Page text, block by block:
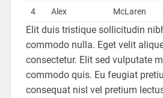
4
Alex McLaren
Elit duis tristique sollicitudin
commodo nulla. Eget velit
consectetur. Elit sed vulputate
commodo quis. Eu feugiat
consequat nisl vel pretium